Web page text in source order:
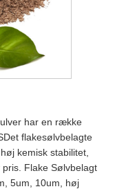
har en række
flakesølvbelagte
kemisk stabilitet,
Flake Sølvbelagt
5um, 10um, høj